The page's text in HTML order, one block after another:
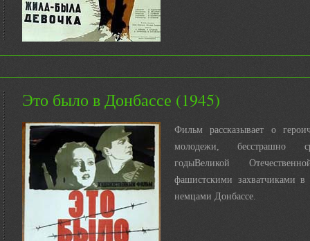
Это было в Донбассе (1945)
Фильм рассказывает о
молодежи, бесстрашно
годыВеликой
фашистскими захватчиками в
немцами Донбассе.